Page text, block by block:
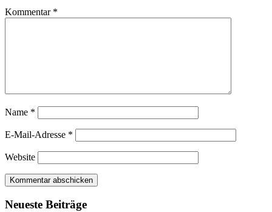
Kommentar *
Name *
E-Mail-Adresse *
Website
Neueste Beiträge